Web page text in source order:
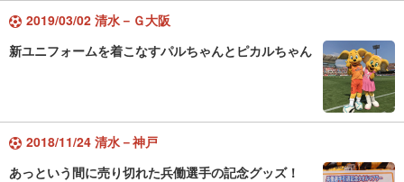
2019/03/02 清水－Ｇ大阪
新ユニフォームを着こなすパルちゃんとピカルちゃん
2018/11/24 清水－神戸
あっという間に売り切れた兵働選手の記念グッズ！